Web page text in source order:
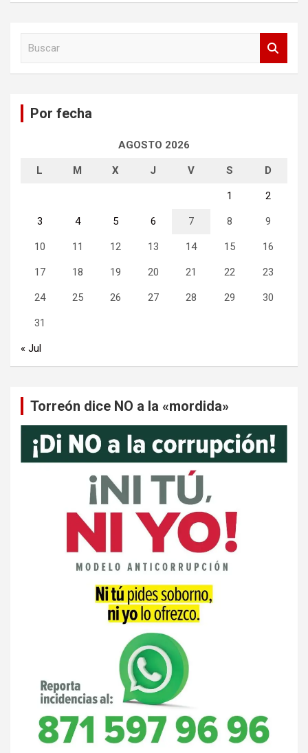
Por fecha
AGOSTO 2026
L M X J V S D
1 2
3 4 5 6 7 8 9
10 11 12 13 14 15 16
17 18 19 20 21 22 23
24 25 26 27 28 29 30
31
« Jul
Torreón dice NO a la «mordida»